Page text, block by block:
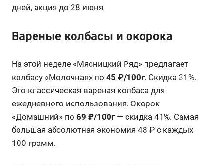
дней, акция до 28 июня
Вареные колбасы и окорока
На этой неделе «Мясницкий Ряд» предлагает
колбасу «Молочная» по 45 ₽/100г. Скидка 31%.
Это классическая вареная колбаса для
ежедневного использования. Окорок
«Домашний» по 69 ₽/100г — скидка 41%. Самая
большая абсолютная экономия 48 ₽ с каждых
100 грамм.